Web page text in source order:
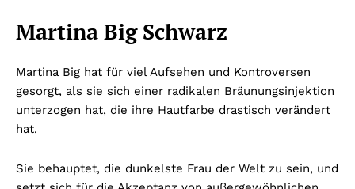
Martina Big Schwarz
Martina Big hat für viel Aufsehen und Kontroversen
gesorgt, als sie sich einer radikalen Bräunungsinjektion
unterzogen hat, die ihre Hautfarbe drastisch verändert
hat.
Sie behauptet, die dunkelste Frau der Welt zu sein, und